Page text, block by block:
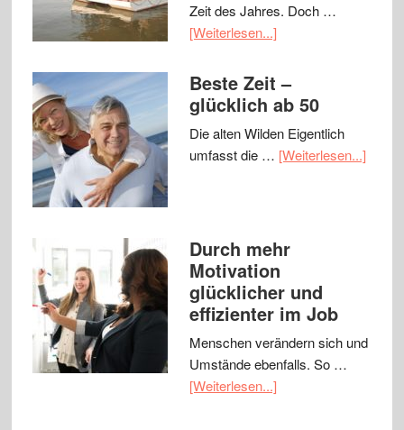
Zeit des Jahres. Doch …
[Weiterlesen...]
Beste Zeit –
glücklich ab 50
Die alten Wilden Eigentlich
umfasst die … [Weiterlesen...]
Durch mehr
Motivation
glücklicher und
effizienter im Job
Menschen verändern sich und
Umstände ebenfalls. So …
[Weiterlesen...]